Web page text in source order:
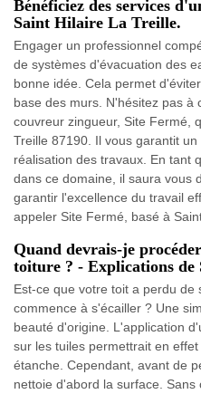
Bénéficiez des services
Saint Hilaire La Treille.
Engager un professionnel
de systèmes d'évacuation des
bonne idée. Cela permet
base des murs. N'hésitez pas à
couvreur zingueur, Site Fermé,
Treille 87190. Il vous garantit
réalisation des travaux. En tant
dans ce domaine, il saura vous
garantir l'excellence du travail
appeler Site Fermé, basé à
Quand devrais-je
toiture ? - Explications de
Est-ce que votre toit a perdu de
commence à s'écailler ? Une
beauté d'origine. L'application
sur les tuiles permettrait en
étanche. Cependant, avant de
nettoie d'abord la surface.